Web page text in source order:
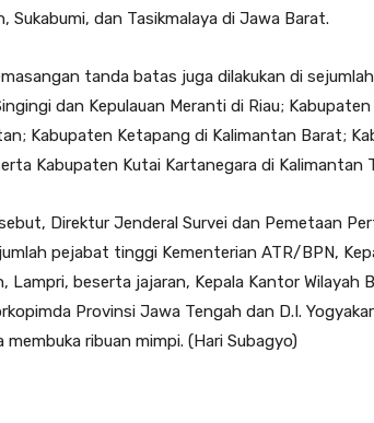
Sukabumi, dan Tasikmalaya di Jawa Barat.
tanda batas juga dilakukan di
dan Kepulauan Meranti di Riau;
Kabupaten Ketapang di Kalimantan Barat;
Kabupaten Kutai Kartanegara di Kalimantan
Direktur Jenderal Survei dan Pemetaan
pejabat tinggi Kementerian ATR/BPN,
Lampri, beserta jajaran, Kepala Kantor Wilayah
Provinsi Jawa Tengah dan D.I.
ribuan mimpi. (Hari Subagyo)